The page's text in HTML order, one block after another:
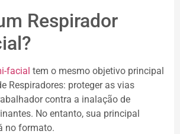
Respirador
facial tem o mesmo objetivo principal
Respiradores: proteger as vias
contra a inalação de
No entanto, sua principal
no formato.